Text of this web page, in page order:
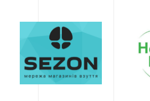
После успешного тестирования и
персонал вашего магазина
для эффективного
системы. Это включает как
занятия, так и практическиеМы